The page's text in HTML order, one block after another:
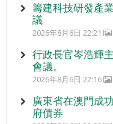
籌建科技研發產
議
2026年8月6日 22:21
行政長官岑浩輝
會議。
2026年8月6日 22:16
廣東省在澳門成
府債券